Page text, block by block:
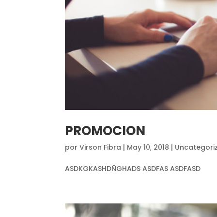
PROMOCION
porVirson Fibra | May 10, 2018 |
ASDKGKASHDÑGHADS ASDFAS ASDFASD